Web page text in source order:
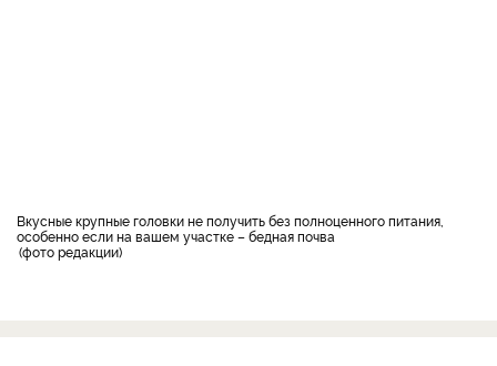
Вкусные крупные головки не получить без полноценного питания,
особенно если на вашем участке – бедная почва
фото редакции